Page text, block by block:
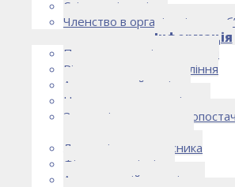
Спільна діяльність
Членство в організаціях та
Інформація
Правоустановчі документи
Рішення органу управління
Аудиторський комітет
Нормативно-правові акти
Загальні умови
Лист очікувань власника
Фінансова звітність
Антикорупційна політика